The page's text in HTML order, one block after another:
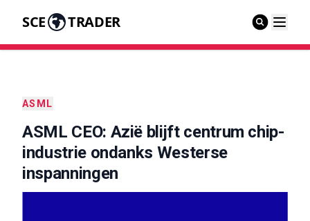
SCE TRADER
ASML
ASML CEO: Azië blijft centrum chip-
industrie ondanks Westerse
inspanningen